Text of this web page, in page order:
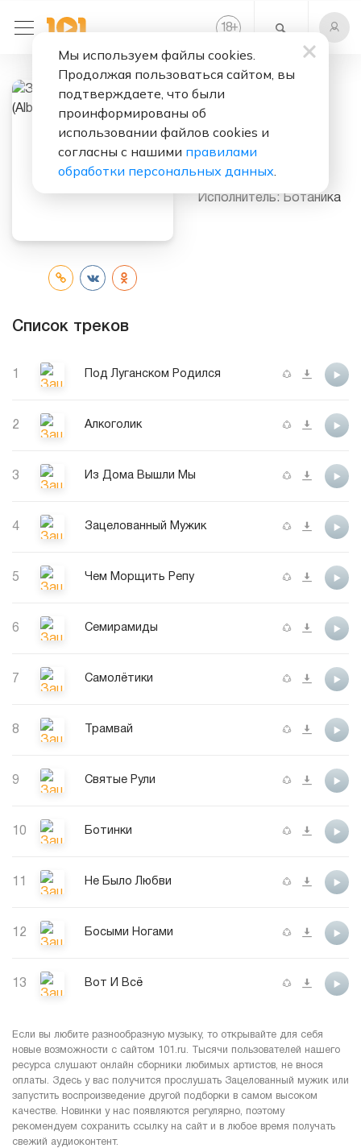
18+
Слушать бесплатно
Исполнитель: Ботаника
Список треков
1 Под Луганском Родился
2 Алкоголик
3 Из Дома Вышли Мы
4 Зацелованный Мужик
5 Чем Морщить Репу
6 Семирамиды
7 Самолётики
8 Трамвай
9 Святые Рули
10 Ботинки
11 Не Было Любви
12 Босыми Ногами
13 Вот И Всё
Если вы любите разнообразную музыку, то открывайте для себя
новые возможности с сайтом 101.ru. Тысячи пользователей нашего
ресурса слушают онлайн сборники любимых артистов, не внося
оплаты. Здесь у вас получится прослушать Зацелованный мужик или
запустить воспроизведение другой подборки в самом высоком
качестве. Новинки у нас появляются регулярно, поэтому
рекомендуем сохранить ссылку на сайт и в любое время получать
свежий аудиоконтент.
Мы используем файлы cookies.
Продолжая пользоваться сайтом, вы
подтверждаете, что были
проинформированы об
использовании файлов cookies и
согласны с нашими правилами
обработки персональных данных.